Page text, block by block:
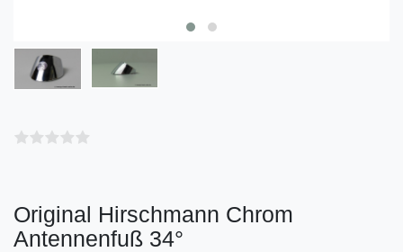
Original Hirschmann Chrom
Antennenfuß 34°